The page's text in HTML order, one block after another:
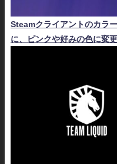
Steamクライアントのカラ
に、ピンクや好みの色に変